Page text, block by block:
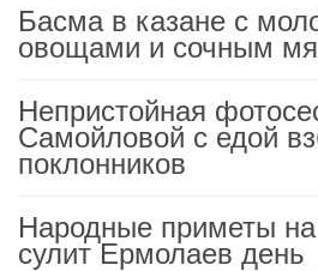
Басма в казане с
овощами и сочным
Непристойная
Самойловой с едой
поклонников
Народные приметы на
сулит Ермолаев день